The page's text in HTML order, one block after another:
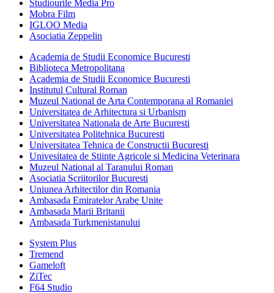
Studiourile Media Pro
Mobra Film
IGLOO Media
Asociatia Zeppelin
Academia de Studii Economice Bucuresti
Biblioteca Metropolitana
Academia de Studii Economice Bucuresti
Institutul Cultural Roman
Muzeul National de Arta Contemporana al Romaniei
Universitatea de Arhitectura si Urbanism
Universitatea Nationala de Arte Bucuresti
Universitatea Politehnica Bucuresti
Universitatea Tehnica de Constructii Bucuresti
Univesitatea de Stiinte Agricole si Medicina Veterinara
Muzeul National al Taranului Roman
Asociatia Scriitorilor Bucuresti
Uniunea Arhitectilor din Romania
Ambasada Emiratelor Arabe Unite
Ambasada Marii Britanii
Ambasada Turkmenistanului
System Plus
Tremend
Gameloft
ZiTec
F64 Studio